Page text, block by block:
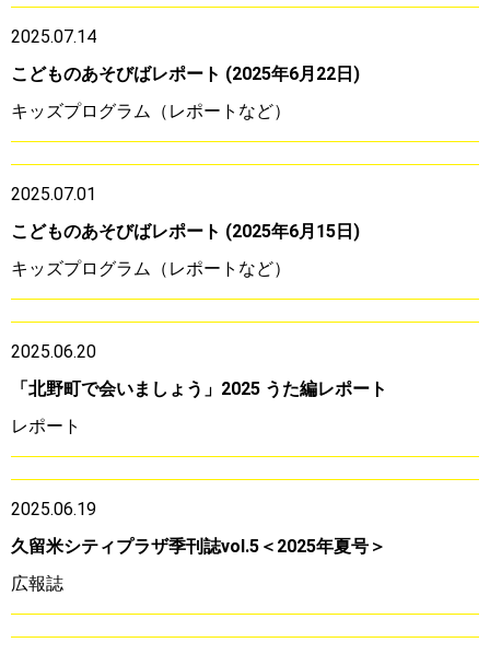
2025.07.14
こどものあそびばレポート (2025年6月22日)
キッズプログラム（レポートなど）
2025.07.01
こどものあそびばレポート (2025年6月15日)
キッズプログラム（レポートなど）
2025.06.20
「北野町で会いましょう」2025 うた編レポート
レポート
2025.06.19
久留米シティプラザ季刊誌vol.5＜2025年夏号＞
広報誌